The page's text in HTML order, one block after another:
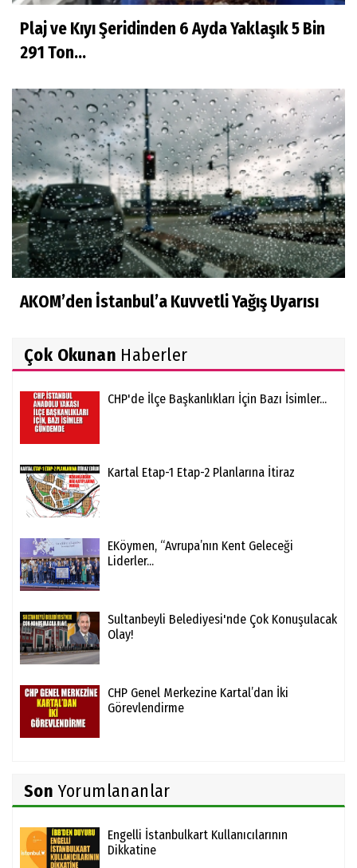
Plaj ve Kıyı Şeridinden 6 Ayda Yaklaşık 5 Bin
291 Ton...
AKOM’den İstanbul’a Kuvvetli Yağış Uyarısı
Çok Okunan Haberler
CHP'de İlçe Başkanlıkları İçin Bazı İsimler...
Kartal Etap-1 Etap-2 Planlarına İtiraz
EKöymen, “Avrupa’nın Kent Geleceği
Liderler...
Sultanbeyli Belediyesi'nde Çok Konuşulacak
Olay!
CHP Genel Merkezine Kartal’dan İki
Görevlendirme
Son Yorumlananlar
Engelli İstanbulkart Kullanıcılarının
Dikkatine